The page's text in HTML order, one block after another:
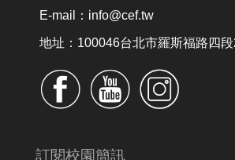
E-mail：info@cef.tw
地址：100046台北市羅斯福路四
訂閱校園簡訊